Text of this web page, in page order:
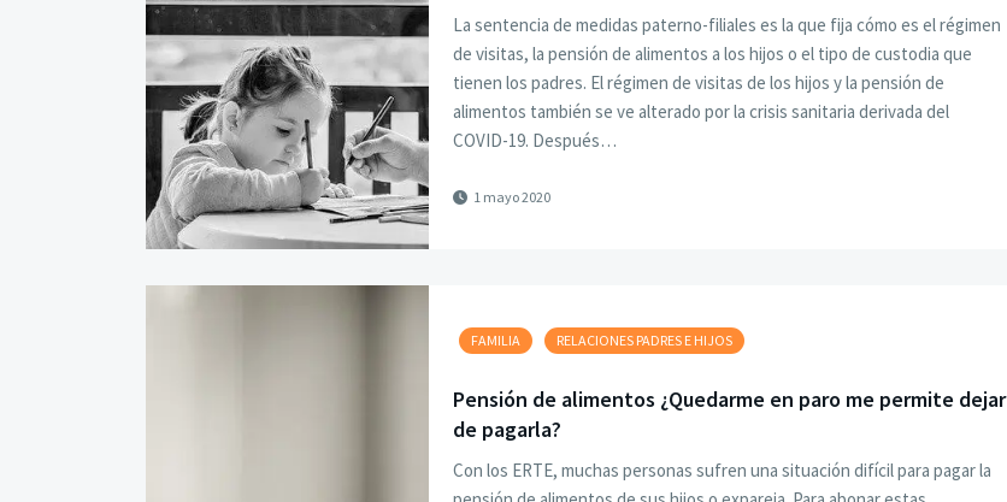
La sentencia de medidas paterno-filiales es la que fija cómo es el régimen
de visitas, la pensión de alimentos a los hijos o el tipo de custodia que
tienen los padres. El régimen de visitas de los hijos y la pensión de
alimentos también se ve alterado por la crisis sanitaria derivada del
COVID-19. Después…
1 mayo 2020
FAMILIA RELACIONES PADRES E HIJOS
Pensión de alimentos ¿Quedarme en paro me permite dejar
de pagarla?
Con los ERTE, muchas personas sufren una situación difícil para pagar la